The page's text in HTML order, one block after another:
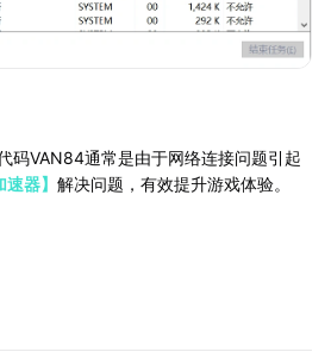
码VAN84通常是由于网络连接问题引起
速器】 解决问题，有效提升游戏体验。